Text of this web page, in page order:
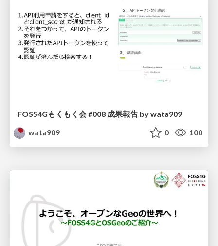
FOSS4Gもくもく会 #008 成果報告 by wata909
wata909
0 100